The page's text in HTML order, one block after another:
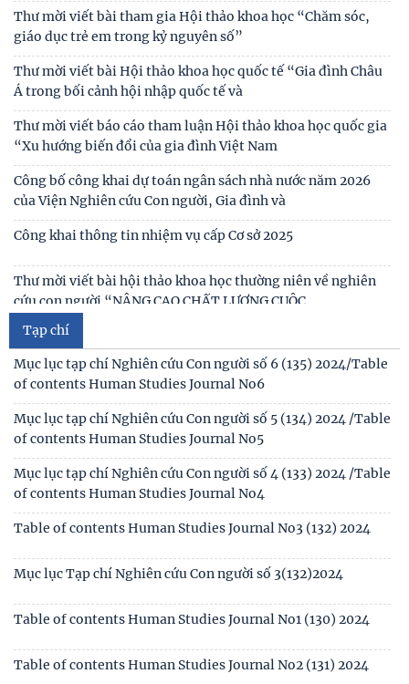
Đối thoại ICWA – VASS lần thứ 6: Thúc đẩy quan hệ Đối tác
Chiến lược Toàn diện tăng cường Việt Nam
Đóng góp tích cực vào củng cố môi trường hòa bình, ổn
định, phát triển của đất nước
Thư mời viết bài tham gia Hội thảo khoa học “Chăm sóc,
giáo dục trẻ em trong kỷ nguyên số”
Thư mời viết bài Hội thảo khoa học quốc tế “Gia đình Châu
Á trong bối cảnh hội nhập quốc tế và
Thư mời viết báo cáo tham luận Hội thảo khoa học quốc gia
“Xu hướng biến đổi của gia đình Việt Nam
Công bố công khai dự toán ngân sách nhà nước năm 2026
của Viện Nghiên cứu Con người, Gia đình và
Công khai thông tin nhiệm vụ cấp Cơ sở 2025
Thư mời viết bài hội thảo khoa học thường niên về nghiên
cứu con người “NÂNG CAO CHẤT LƯỢNG CUỘC
Thông báo triệu tập thí sinh đủ điều kiện, tiêu chuẩn, tham
gia sát hạch trình độ hiểu biết chung
Thông báo kết quả kiểm tra điều kiện, tiêu chuẩn, văn
bằng, chứng chỉ đối với thí sinh đăng ký dự
Thông báo 2773/TB-KHXH về Kết quả kiểm tra điều kiện,
tiêu chuẩn, văn bằng, chứng chỉ đối với thí
Tạp chí
Mục lục tạp chí Nghiên cứu Con người số 6 (135) 2024/Table
of contents Human Studies Journal No6
Mục lục tạp chí Nghiên cứu Con người số 5 (134) 2024 /Table
of contents Human Studies Journal No5
Mục lục tạp chí Nghiên cứu Con người số 4 (133) 2024 /Table
of contents Human Studies Journal No4
Table of contents Human Studies Journal No3 (132) 2024
Mục lục Tạp chí Nghiên cứu Con người số 3(132)2024
Table of contents Human Studies Journal No1 (130) 2024
Table of contents Human Studies Journal No2 (131) 2024